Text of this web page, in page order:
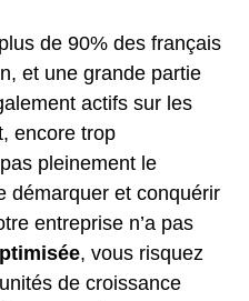
de 90% des français
et une grande partie
actifs sur les
encore trop
pleinement le
démarquer et conquérir
entreprise n’a pas
, vous risquez
de croissance